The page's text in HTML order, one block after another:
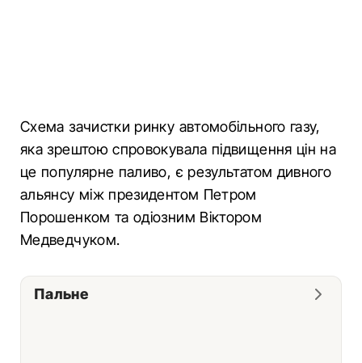
Схема зачистки ринку автомобільного газу,
яка зрештою спровокувала підвищення цін на
це популярне паливо, є результатом дивного
альянсу між президентом Петром
Порошенком та одіозним Віктором
Медведчуком.
Пальне